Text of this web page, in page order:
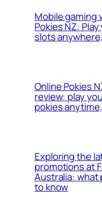
Mobile gaming
Pokies NZ:
slots
Online Pokies
review: play
pokies
Exploring the
promotions at
Australia: what
to know